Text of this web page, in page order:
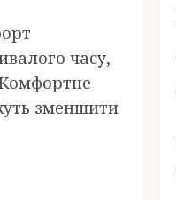
часу,
зменшити